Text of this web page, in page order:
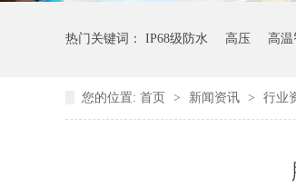
热门关键词： IP68级防水 高压 高
您的位置: 首页 > 新闻资讯 > 行业